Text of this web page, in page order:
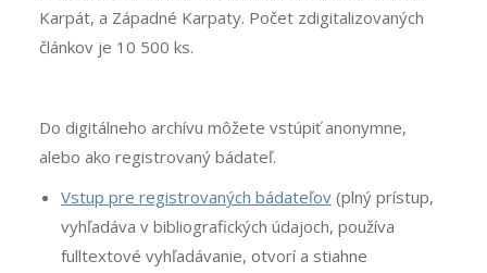
Karpát, a Západné Karpaty. Počet zdigitalizovaných
článkov je 10 500 ks.
Do digitálneho archívu môžete vstúpiť anonymne,
alebo ako registrovaný bádateľ.
Vstup pre registrovaných bádateľov (plný prístup,
vyhľadáva v bibliografických údajoch, používa
fulltextové vyhľadávanie, otvorí a stiahne